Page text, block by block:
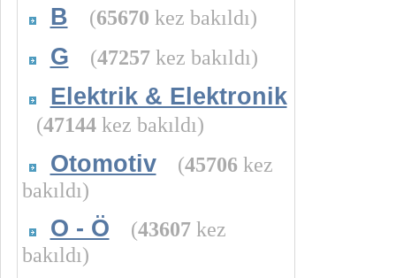
B (65670 kez bakıldı)
G (47257kez bakıldı)
Elektrik & Elektronik
(47144kez bakıldı)
Otomotiv (45706 kez
bakıldı)
O - Ö (43607kez
bakıldı)